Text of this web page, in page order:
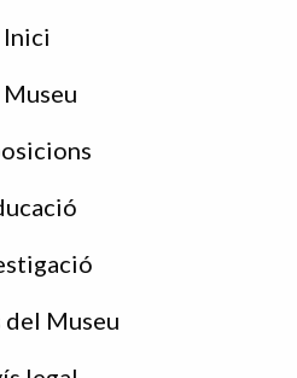
Inici
Museu
del Museu